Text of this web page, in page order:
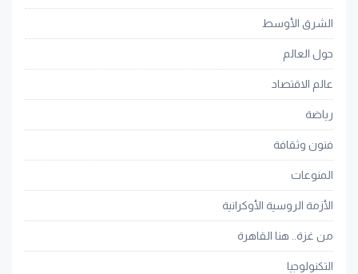
الشرق الأوسط
حول العالم
عالم الاقتصاد
رياضة
فنون وثقافة
المنوعات
الأزمة الروسية الأوكرانية
من غزة.. هنا القاهرة
التكنولوجيا